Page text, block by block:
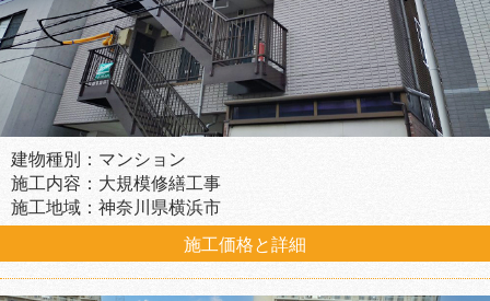
建物種別：マンション
施工内容：大規模修繕工事
施工地域：神奈川県横浜市
施工価格と詳細